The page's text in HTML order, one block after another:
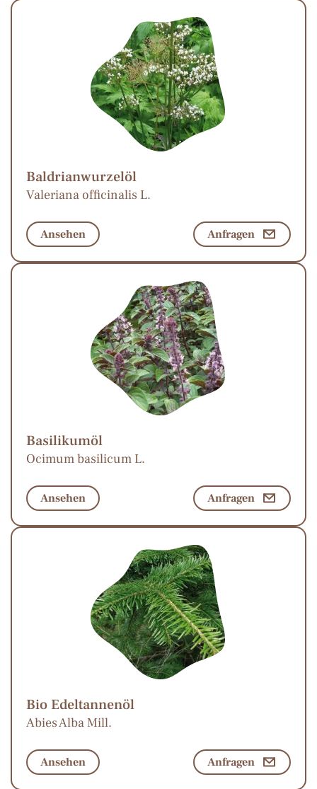
Baldrianwurzelöl
Valeriana officinalis L.
Ansehen Anfragen
Basilikumöl
Ocimum basilicum L.
Ansehen Anfragen
Bio Edeltannenöl
Abies Alba Mill.
Ansehen Anfragen